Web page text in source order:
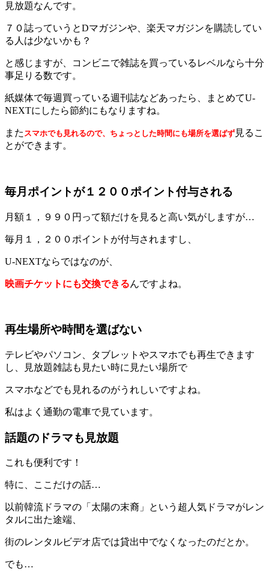
見放題なんです。
７０誌っていうとDマガジンや、楽天マガジンを購読してい
る人は少ないかも？
と感じますが、コンビニで雑誌を買っているレベルなら十分
事足りる数です。
紙媒体で毎週買っている週刊誌などあったら、まとめてU-
NEXTにしたら節約にもなりますね。
また スマホでも見れるので、ちょっとした時間にも場所を選ばず 見るこ
とができます。
毎月ポイントが１２００ポイント付与される
月額１，９９０円って額だけを見ると高い気がしますが…
毎月１，２００ポイントが付与されますし、
U-NEXTならではなのが、
映画チケットにも交換できるんですよね。
再生場所や時間を選ばない
テレビやパソコン、タブレットやスマホでも再生できます
し、見放題雑誌も見たい時に見たい場所で
スマホなどでも見れるのがうれしいですよね。
私はよく通勤の電車で見ています。
話題のドラマも見放題
これも便利です！
特に、ここだけの話…
以前韓流ドラマの「太陽の末裔」という超人気ドラマがレン
タルに出た途端、
街のレンタルビデオ店では貸出中でなくなったのだとか。
でも…